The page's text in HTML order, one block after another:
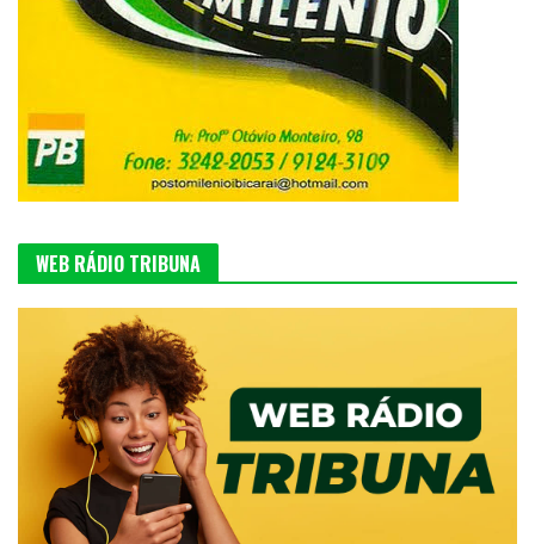
WEB RÁDIO TRIBUNA